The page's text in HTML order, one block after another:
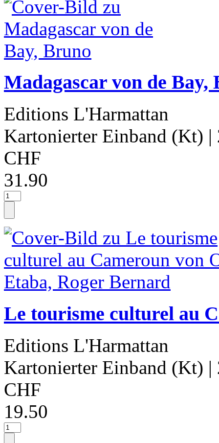
Madagascar von de Bay,
Editions L'Harmattan
Kartonierter Einband (Kt) |
CHF
31.90
Le tourisme culturel au
Editions L'Harmattan
Kartonierter Einband (Kt) |
CHF
19.50